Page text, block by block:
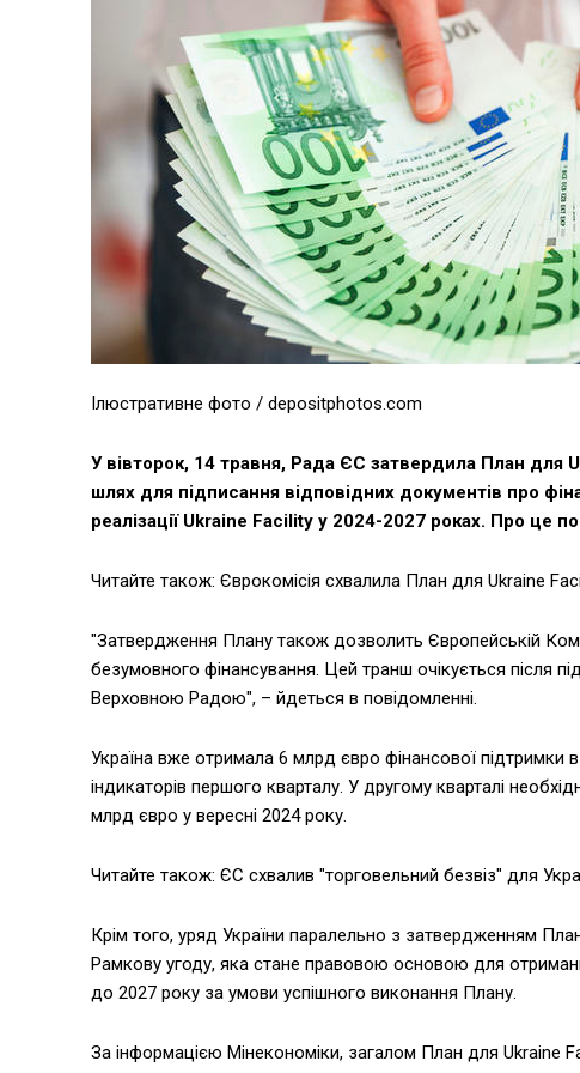
Ілюстративне фото / depositphotos.com
У вівторок, 14 травня, Рада ЄС затвердила План для
шлях для підписання відповідних документів про
реалізації Ukraine Facility у 2024-2027 роках. Про це
Читайте також: Єврокомісія схвалила План для Ukraine
"Затвердження Плану також дозволить Європейській
безумовного фінансування. Цей транш очікується після
Верховною Радою", – йдеться в повідомленні.
Україна вже отримала 6 млрд євро фінансової підтримки
індикаторів першого кварталу. У другому кварталі
млрд євро у вересні 2024 року.
Читайте також: ЄС схвалив "торговельний безвіз" для
Крім того, уряд України паралельно з затвердженням
Рамкову угоду, яка стане правовою основою для
до 2027 року за умови успішного виконання Плану.
За інформацією Мінекономіки, загалом План для Ukraine